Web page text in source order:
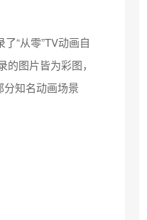
“从零”TV动画自
图片皆为彩图，
分知名动画场景